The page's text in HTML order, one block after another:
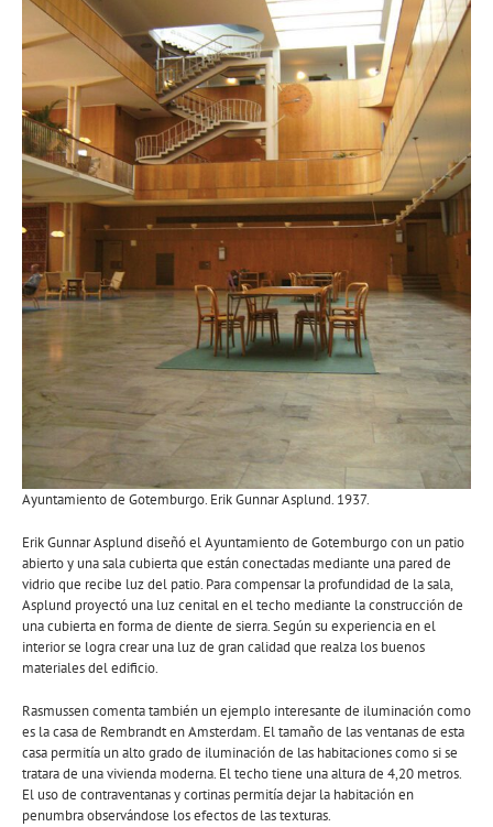
Ayuntamiento de Gotemburgo. Erik Gunnar Asplund. 1937.
Erik Gunnar Asplund diseñó el Ayuntamiento de Gotemburgo con un patio
abierto y una sala cubierta que están conectadas mediante una pared de
vidrio que recibe luz del patio. Para compensar la profundidad de la sala,
Asplund proyectó una luz cenital en el techo mediante la construcción de
una cubierta en forma de diente de sierra. Según su experiencia en el
interior se logra crear una luz de gran calidad que realza los buenos
materiales del edificio.
Rasmussen comenta también un ejemplo interesante de iluminación como
es la casa de Rembrandt en Amsterdam. El tamaño de las ventanas de esta
casa permitía un alto grado de iluminación de las habitaciones como si se
tratara de una vivienda moderna. El techo tiene una altura de 4,20 metros.
El uso de contraventanas y cortinas permitía dejar la habitación en
penumbra observándose los efectos de las texturas.